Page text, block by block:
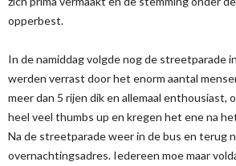
opperbest.
In de namiddag volgde nog de streetparade
werden verrast door het enorm aantal
meer dan 5 rijen dik en allemaal enthousiast,
heel veel thumbs up en kregen het ene na
Na de streetparade weer in de bus en terug
overnachtingsadres. Iedereen moe maar